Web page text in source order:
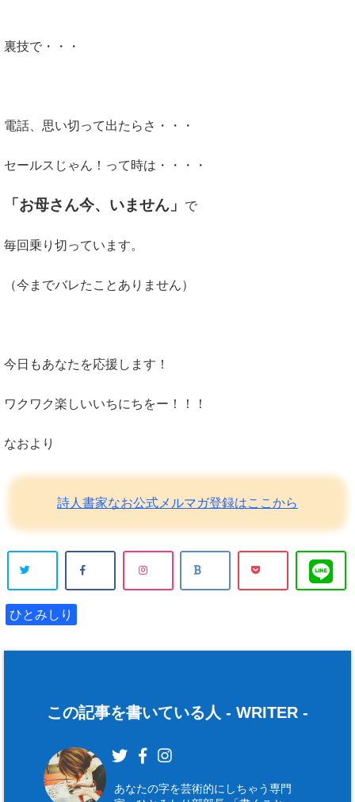
裏技で・・・
電話、思い切って出たらさ・・・
セールスじゃん！って時は・・・・
「お母さん今、いません」 で
毎回乗り切っています。
（今までバレたことありません）
今日もあなたを応援します！
ワクワク楽しいいちにちをー！！！
なおより
詩人書家なお公式メルマガ登録はここから
ひとみしり
この記事を書いている人 - WRITER -
あなたの字を芸術的にしちゃう専門